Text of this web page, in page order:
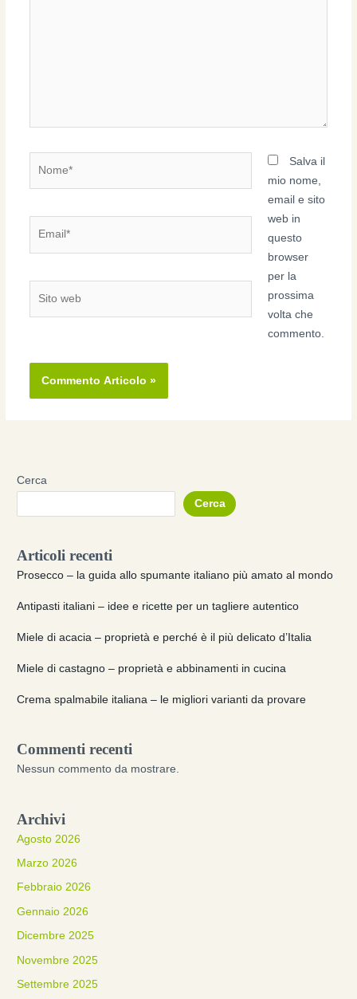
Salva il
mio nome,
email e sito
web in
questo
browser
per la
prossima
volta che
commento.
Cerca
Cerca
Articoli recenti
Prosecco – la guida allo spumante italiano più amato al mondo
Antipasti italiani – idee e ricette per un tagliere autentico
Miele di acacia – proprietà e perché è il più delicato d’Italia
Miele di castagno – proprietà e abbinamenti in cucina
Crema spalmabile italiana – le migliori varianti da provare
Commenti recenti
Nessun commento da mostrare.
Archivi
Agosto 2026
Marzo 2026
Febbraio 2026
Gennaio 2026
Dicembre 2025
Novembre 2025
Settembre 2025